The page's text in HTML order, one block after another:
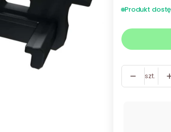
Produkt
szt.